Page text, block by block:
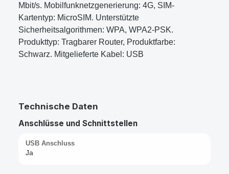
Mbit/s. Mobilfunknetzgenerierung: 4G, SIM-
Kartentyp: MicroSIM. Unterstützte
Sicherheitsalgorithmen: WPA, WPA2-PSK.
Produkttyp: Tragbarer Router, Produktfarbe:
Schwarz. Mitgelieferte Kabel: USB
Technische Daten
Anschlüsse und Schnittstellen
USB Anschluss
Ja